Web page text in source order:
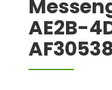
AE2B-